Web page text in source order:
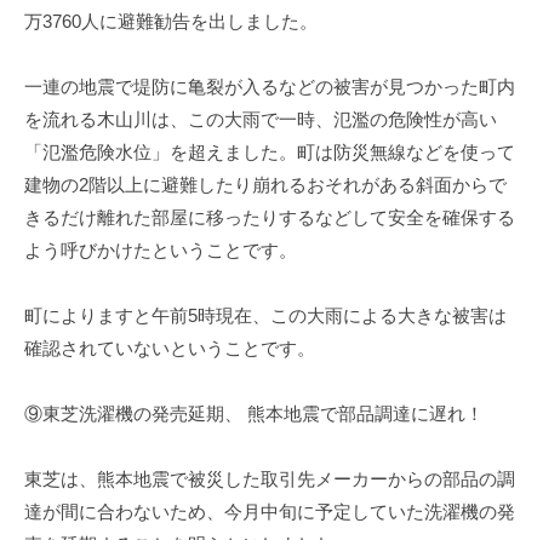
万3760人に避難勧告を出しました。
一連の地震で堤防に亀裂が入るなどの被害が見つかった町内
を流れる木山川は、この大雨で一時、氾濫の危険性が高い
「氾濫危険水位」を超えました。町は防災無線などを使って
建物の2階以上に避難したり崩れるおそれがある斜面からで
きるだけ離れた部屋に移ったりするなどして安全を確保する
よう呼びかけたということです。
町によりますと午前5時現在、この大雨による大きな被害は
確認されていないということです。
⑨東芝洗濯機の発売延期、 熊本地震で部品調達に遅れ！
東芝は、熊本地震で被災した取引先メーカーからの部品の調
達が間に合わないため、今月中旬に予定していた洗濯機の発